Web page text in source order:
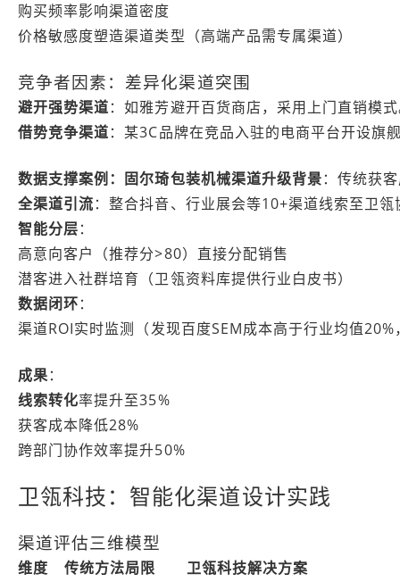
购买频率影响渠道密度
价格敏感度塑造渠道类型（高端产品需专属渠道）
竞争者因素：差异化渠道突围
避开强势渠道：如雅芳避开百货商店，采用上门直销模
借势竞争渠道：某3C品牌在竞品入驻的电商平台开设旗
数据支撑案例：固尔琦包装机械渠道升级背景：传统获
全渠道引流：整合抖音、行业展会等10+渠道线索至卫瓴
智能分层：
高意向客户（推荐分>80）直接分配销售
潜客进入社群培育（卫瓴资料库提供行业白皮书）
数据闭环：
渠道ROI实时监测（发现百度SEM成本高于行业均值
成果：
线索转化率提升至35%
获客成本降低28%
跨部门协作效率提升50%
卫瓴科技：智能化渠道设计实践
渠道评估三维模型
维度 传统方法局限
卫瓴科技解决方案